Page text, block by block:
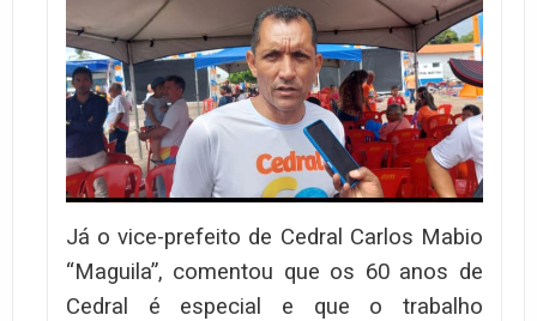
Já o vice-prefeito de Cedral Carlos Mabio
“Maguila”, comentou que os 60 anos de
Cedral é especial e que o trabalho